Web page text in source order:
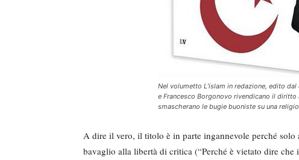
Nel volumetto L’islam in redazione, edito dal
e Francesco Borgonovo rivendicano il
smascherano le bugie buoniste su una
A dire il vero, il titolo è in parte ingannevole perché
bavaglio alla libertà di critica (“Perché è vietato dire